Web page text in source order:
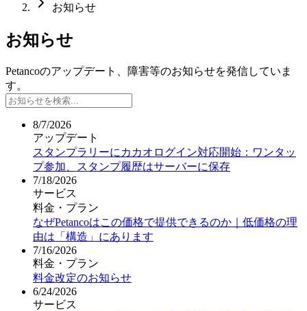
お知らせ
お知らせ
Petancoのアップデート、障害等のお知らせを発信していま
す。
8/7/2026
アップデート
スタンプラリーにカカオログイン対応開始：ワンタッ
プ参加、スタンプ履歴はサーバーに保存
7/18/2026
サービス
料金・プラン
なぜPetancoはこの価格で提供できるのか｜低価格の理
由は「構造」にあります
7/16/2026
料金・プラン
料金改定のお知らせ
6/24/2026
サービス